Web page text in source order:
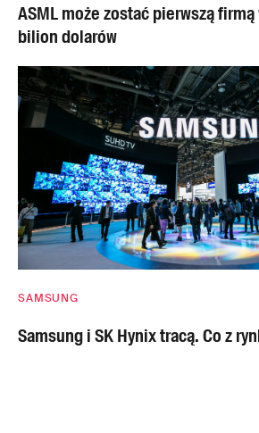
ASML może zostać pierwszą
bilion dolarów
SAMSUNG
Samsung i SK Hynix tracą. Co z